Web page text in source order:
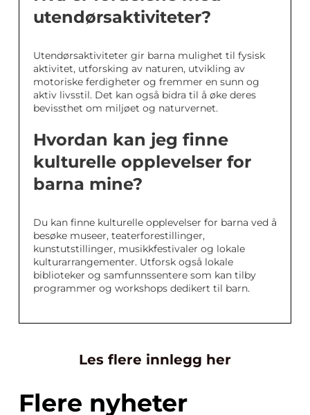
utendørsaktiviteter?
Utendørsaktiviteter gir barna mulighet til fysisk
aktivitet, utforsking av naturen, utvikling av
motoriske ferdigheter og fremmer en sunn og
aktiv livsstil. Det kan også bidra til å øke deres
bevissthet om miljøet og naturvernet.
Hvordan kan jeg finne
kulturelle opplevelser for
barna mine?
Du kan finne kulturelle opplevelser for barna ved å
besøke museer, teaterforestillinger,
kunstutstillinger, musikkfestivaler og lokale
kulturarrangementer. Utforsk også lokale
biblioteker og samfunnssentere som kan tilby
programmer og workshops dedikert til barn.
Les flere innlegg her
Flere nyheter